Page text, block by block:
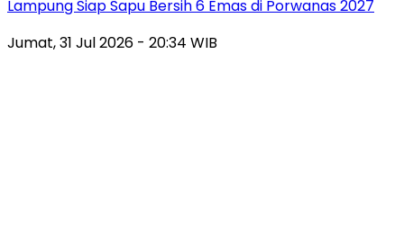
Lampung Siap Sapu Bersih 6 Emas di Porwanas 2027
Jumat, 31 Jul 2026 - 20:34 WIB